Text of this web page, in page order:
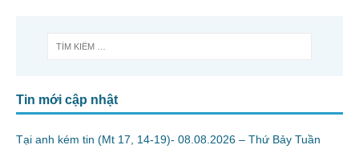
Tin mới cập nhật
Tại anh kém tin (Mt 17, 14-19)- 08.08.2026 – Thứ Bảy Tuần